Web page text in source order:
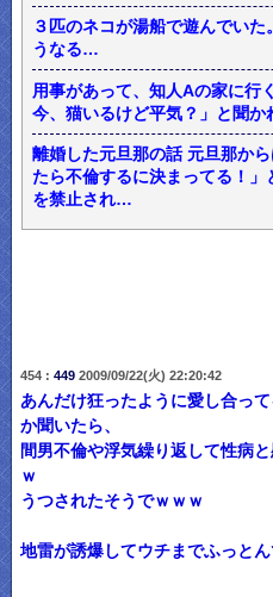
３匹のネコが湯船で遊んでい
うなる…
用事があって、知人Aの家に行
今、猫いるけど平気？」と聞か
離婚した元旦那の話 元旦那か
たら不倫するに決まってる！
を禁止され…
454 : 4492009/09/22(火) 22:20:42
あんだけ狂ったように愛し合っ
か聞いたら、
間男不倫や浮気繰り返して性病
ｗ
うつされたそうでｗｗｗ
地雷が誘爆してウチまでふっと